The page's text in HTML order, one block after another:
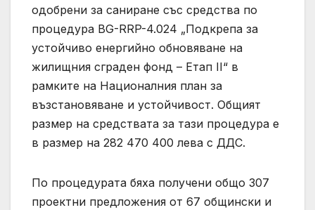
одобрени за саниране със средства по
процедура BG-RRP-4.024 „Подкрепа за
устойчиво енергийно обновяване на
жилищния сграден фонд – Етап II“ в
рамките на Националния план за
възстановяване и устойчивост. Общият
размер на средствата за тази процедура е
в размер на 282 470 400 лева с ДДС.
По процедурата бяха получени общо 307
проектни предложения от 67 общински и